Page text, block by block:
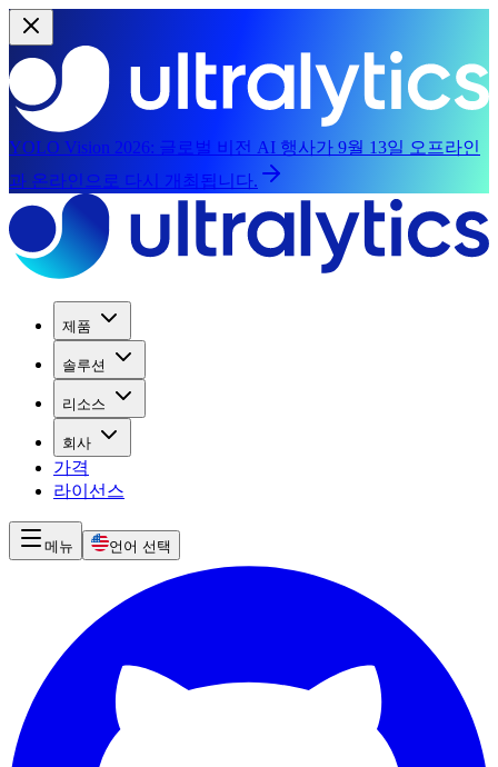
YOLO Vision 2026: 글로벌 비전 AI 행사가 9월 13일 오프라인
과 온라인으로 다시 개최됩니다.
제품
솔루션
리소스
회사
가격
라이선스
메뉴 언어 선택